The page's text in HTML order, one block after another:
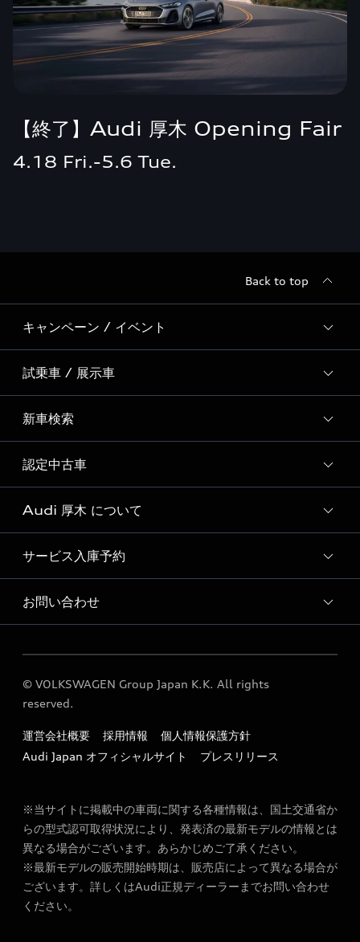
【終了】Audi 厚木 Opening Fair
4.18 Fri.-5.6 Tue.
Back to top
キャンペーン / イベント
全国統一イベント
ディーラー独自イベント
試乗車 / 展示車
試乗予約
試乗車・展示車一覧
新車検索
新車検索
認定中古車
Audi認定中古車検索
Audi 厚木 について
Audi 厚木 店舗情報
Audi 厚木 運営会社概要
定期点検 / 車検 料金表
サービス入庫予約
Audi 厚木 サービス入庫予約
お問い合わせ
各種お問い合わせ
© VOLKSWAGEN Group Japan K.K. All rights
reserved.
運営会社概要 採用情報
個人情報保護方針
Audi Japan オフィシャルサイト
プレスリリース
※当サイトに掲載中の車両に関する各種情報は、国土交通省か
らの型式認可取得状況により、発表済の最新モデルの情報とは
異なる場合がございます。あらかじめご了承ください。
※最新モデルの販売開始時期は、販売店によって異なる場合が
ございます。詳しくはAudi正規ディーラーまでお問い合わせ
ください。